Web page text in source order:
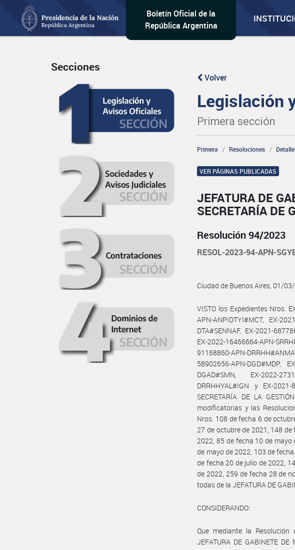
Boletín Oficial de la
República Argentina
Secciones
Volver
Legislación
Primera sección
Primera Resoluciones Detalle
VER PÁGINAS PUBLICADAS
JEFATURA DE
SECRETARÍA DE
Resolución 94/2023
RESOL-2023-94-APN-
Ciudad de Buenos Aires, 01/
VISTO los Expedientes Nros.
APN-ANPIDTYI#MCT, EX-
DTA#SENNAF, EX-2021-
EX-2022-16466664-APN-
91168860-APN-
58902656-APN-DGD#MDP,
DGAD#SMN, EX-2022-
DRRHHYAL#IGN y EX-
SECRETARÍA DE LA
modificatorias y las
Nros. 108 de fecha 6 de
27 de octubre de 2021, 148
2022, 85 de fecha 10 de
de mayo de 2022, 103 de
de fecha 20 de julio de 2022,
de 2022, 259 de fecha 28 de
todas de la JEFATURA DE
CONSIDERANDO:
Que mediante la Resolución
JEFATURA DE GABINETE